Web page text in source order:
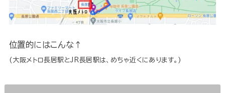
位置的にはこんな↑
(大阪メトロ長居駅とJR長居駅は、めちゃ近くにあります。)